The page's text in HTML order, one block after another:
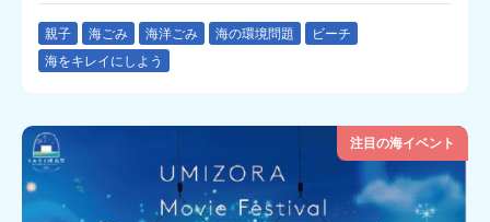
親子 海ごみ 海洋ごみ 海の環境問題
ビーチ
海をキレイにしよう
注目の海イベント